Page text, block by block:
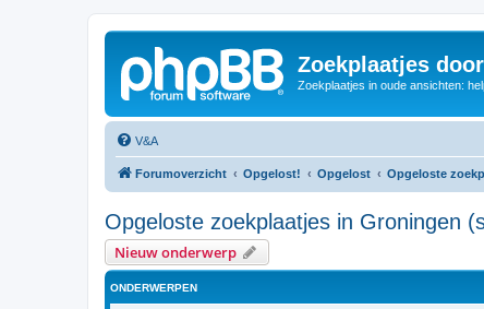
Zoekplaatjes
Zoekplaatjes in oude ansichten:
V&A
Forumoverzicht Opgelost! Opgelost Opgeloste
Opgeloste zoekplaatjes in Groningen
Nieuw onderwerp
ONDERWERPEN